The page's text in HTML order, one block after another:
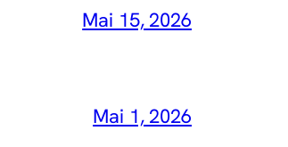
Mai 15, 2026
Mai 1, 2026